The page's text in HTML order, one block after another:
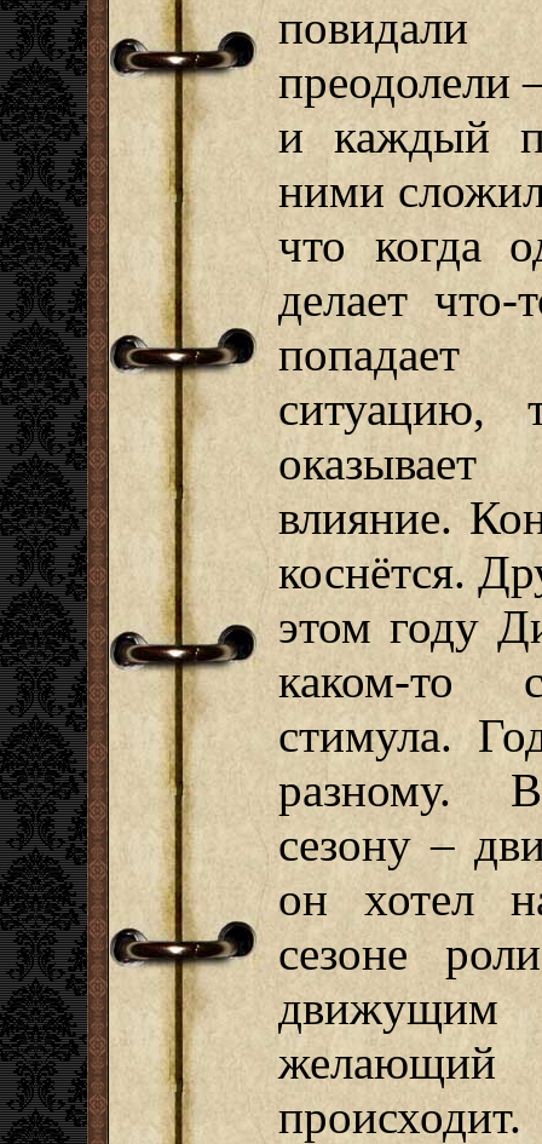
преодолели
и каждый
ними
что когда
делает
попадает
ситуацию,
влияние.
коснётся.
этом году
каком-то
стимула.
разному.
сезону –
он хотел
сезоне
движущим